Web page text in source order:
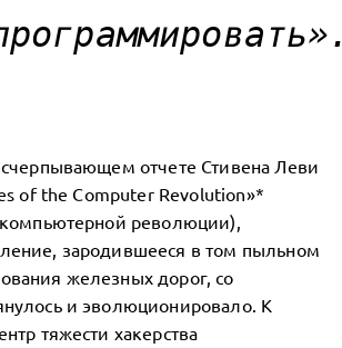
отчете Стивена Леви
of the Computer Revolution»*
революции),
зародившееся в том пыльном
железных дорог, со
и эволюционировало. К
тяжести хакерства